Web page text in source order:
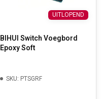
UITLOPEND
BIHUI Switch Voegbord
Epoxy Soft
SKU: PTSGRF